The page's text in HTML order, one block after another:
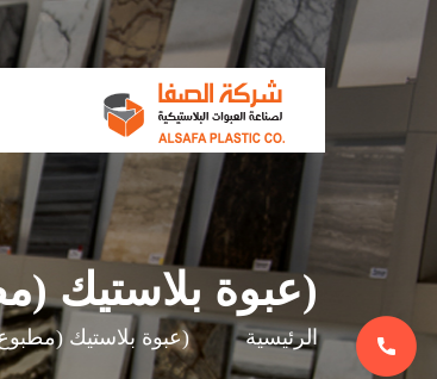
(عبوة بلاستيك
مسار
التنقل
الرئيسية (عبوة بلاستيك